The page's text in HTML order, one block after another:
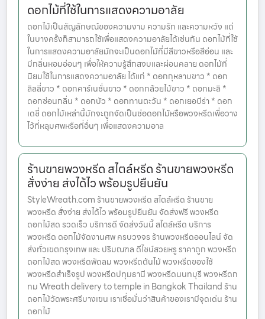
ดอกไม้ที่ใช้ในการแสดงความอาลัย
ดอกไม้เป็นสัญลักษณ์ของความงาม ความรัก และความหวัง แต่
ในบางครั้งก็สามารถใช้เพื่อแสดงความอาลัยได้เช่นกัน ดอกไม้ที่ใช้
ในการแสดงความอาลัยมักจะเป็นดอกไม้ที่มีสีขาวหรือสีอ่อน และ
มีกลิ่นหอมอ่อนๆ เพื่อให้ความรู้สึกสงบและผ่อนคลาย ดอกไม้ที่
นิยมใช้ในการแสดงความอาลัย ได้แก่ * ดอกกุหลาบขาว * ดอก
ลิลลี่ขาว * ดอกคาร์เนชั่นขาว * ดอกกล้วยไม้ขาว * ดอกมะลิ *
ดอกซ่อนกลิ่น * ดอกบัว * ดอกทานตะวัน * ดอกเยอบีร่า * ดอก
เดซี่ ดอกไม้เหล่านี้มักจะถูกจัดเป็นช่อดอกไม้หรือพวงหรีดเพื่อวาง
ไว้ที่หลุมศพหรือที่อื่นๆ เพื่อแสดงความอาล
ร้านขายพวงหรีด สไตล์หรีด ร้านขายพวงหรีด
สั่งง่าย ส่งได้ไว พร้อมรูปยืนยัน
StyleWreath.com ร้านขายพวงหรีด สไตล์หรีด ร้านขาย
พวงหรีด สั่งง่าย ส่งได้ไว พร้อมรูปยืนยัน จัดส่งฟรี พวงหรีด
ดอกไม้สด รวดเร็ว บริการดี จัดส่งวันนี้ สไตล์หรีด บริการ
พวงหรีด ดอกไม้จัดงานศพ ครบวงจร ร้านพวงหรีดออนไลน์ จัด
ส่งทั่วเขตกรุงเทพ และ ปริมณฑล ดีไซน์สวยหรู ราคาถูก พวงหรีด
ดอกไม้สด พวงหรีดพัดลม พวงหรีดต้นไม้ พวงหรีดของใช้
พวงหรีดสำเร็จรูป พวงหรีดปทุมธานี พวงหรีดนนทบุรี พวงหรีดก
ทม Wreath delivery to temple in Bangkok Thailand ร้าน
ดอกไม้วัดพระศรีบางเขน เราเชื่อมั่นว่าสินค้าของเรามีจุดเด่น ร้าน
ดอกไม้